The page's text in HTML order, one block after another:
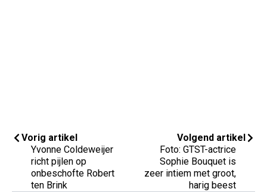
Vorig artikel
Yvonne Coldeweijer
richt pijlen op
onbeschofte Robert
ten Brink
Volgend artikel
Foto: GTST-actrice
Sophie Bouquet is
zeer intiem met groot,
harig beest